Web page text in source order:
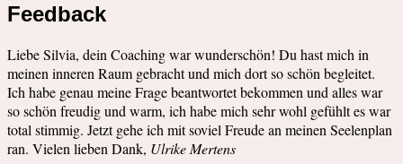
Feedback
Liebe Silvia, dein Coaching war wunderschön! Du hast mich in
meinen inneren Raum gebracht und mich dort so schön begleitet.
Ich habe genau meine Frage beantwortet bekommen und alles war
so schön freudig und warm, ich habe mich sehr wohl gefühlt es war
total stimmig. Jetzt gehe ich mit soviel Freude an meinen Seelenplan
ran. Vielen lieben Dank, Ulrike Mertens